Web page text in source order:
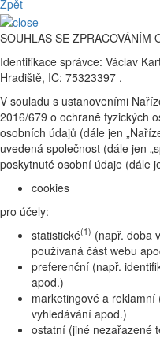
Zpět
SOUHLAS SE ZPRACOVÁNÍM
Identifikace správce: Václav
Hradiště, IČ: 75323397 .
V souladu s ustanoveními
2016/679 o ochraně fyzických
osobních údajů (dále jen
uvedená společnost (dále jen
poskytnuté osobní údaje (dále
cookies
pro účely:
statistické(1) (např. doba
používaná část webu
preferenční (např.
apod.)
marketingové a reklamní
vyhledávání apod.)
ostatní (jiné nezařazené